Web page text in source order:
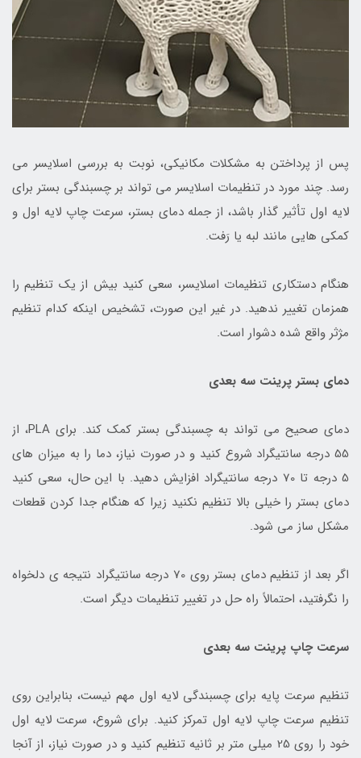
پس از پرداختن به مشکلات مکانیکی، نوبت به بررسی اسلایسر می
رسد. چند مورد در تنظیمات اسلایسر می تواند بر چسبندگی بستر برای
لایه اول تأثیر گذار باشد، از جمله دمای بستر، سرعت چاپ لایه اول و
کمکی هایی مانند لبه یا رَفت.
هنگام دستکاری تنظیمات اسلایسر، سعی کنید بیش از یک تنظیم را
همزمان تغییر ندهید. در غیر این صورت، تشخیص اینکه کدام تنظیم
مژثر واقع شده دشوار است.
دمای بستر پرینت سه بعدی
دمای صحیح می تواند به چسبندگی بستر کمک کند. برای PLA، از
55 درجه سانتیگراد شروع کنید و در صورت نیاز، دما را به میزان های
5 درجه تا 70 درجه سانتیگراد افزایش دهید. با این حال، سعی کنید
دمای بستر را خیلی بالا تنظیم نکنید زیرا که هنگام جدا کردن قطعات
مشکل ساز می شود.
اگر بعد از تنظیم دمای بستر روی 70 درجه سانتیگراد نتیجه ی دلخواه
را نگرفتید، احتمالاً راه حل در تغییر تنظیمات دیگر است.
سرعت چاپ پرینت سه بعدی
تنظیم سرعت پایه برای چسبندگی لایه اول مهم نیست، بنابراین روی
تنظیم سرعت چاپ لایه اول تمرکز کنید. برای شروع، سرعت لایه اول
خود را روی 25 میلی متر بر ثانیه تنظیم کنید و در صورت نیاز، از آنجا